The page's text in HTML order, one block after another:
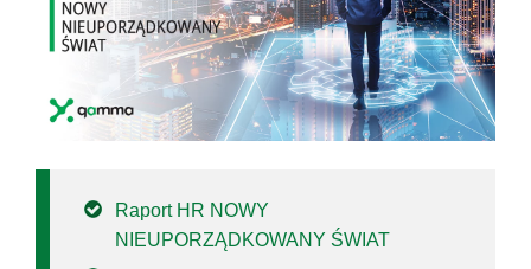
Raport HR NOWY
NIEUPORZĄDKOWANY ŚWIAT